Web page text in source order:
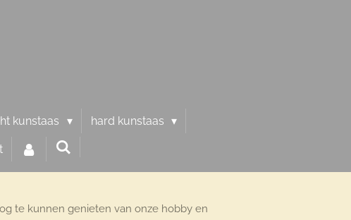
kunstaas hard kunstaas
te kunnen genieten van onze hobby en